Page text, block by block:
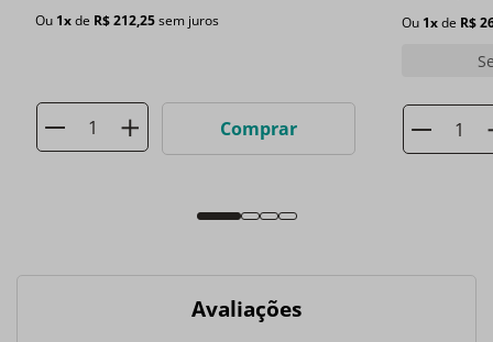
Ou 1xde R$212,25sem juros
Comprar
Ou 1xde R$
Avaliações